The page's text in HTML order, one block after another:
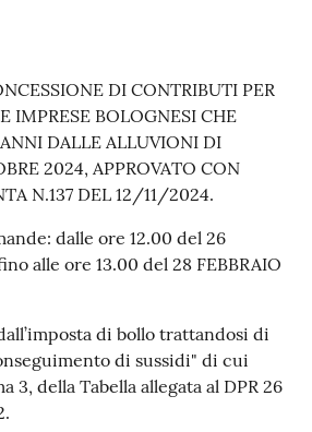
DI CONTRIBUTI PER
IMPRESE BOLOGNESI CHE
DALLE ALLUVIONI DI
2024, APPROVATO CON
N.137 DEL 12/11/2024.
dalle ore 12.00 del 26
alle ore 13.00 del 28 FEBBRAIO
di bollo trattandosi di
di sussidi" di cui
3, della Tabella allegata al DPR 26